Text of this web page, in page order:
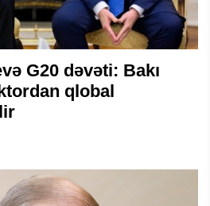
G20 dəvəti: Bakı
qlobal